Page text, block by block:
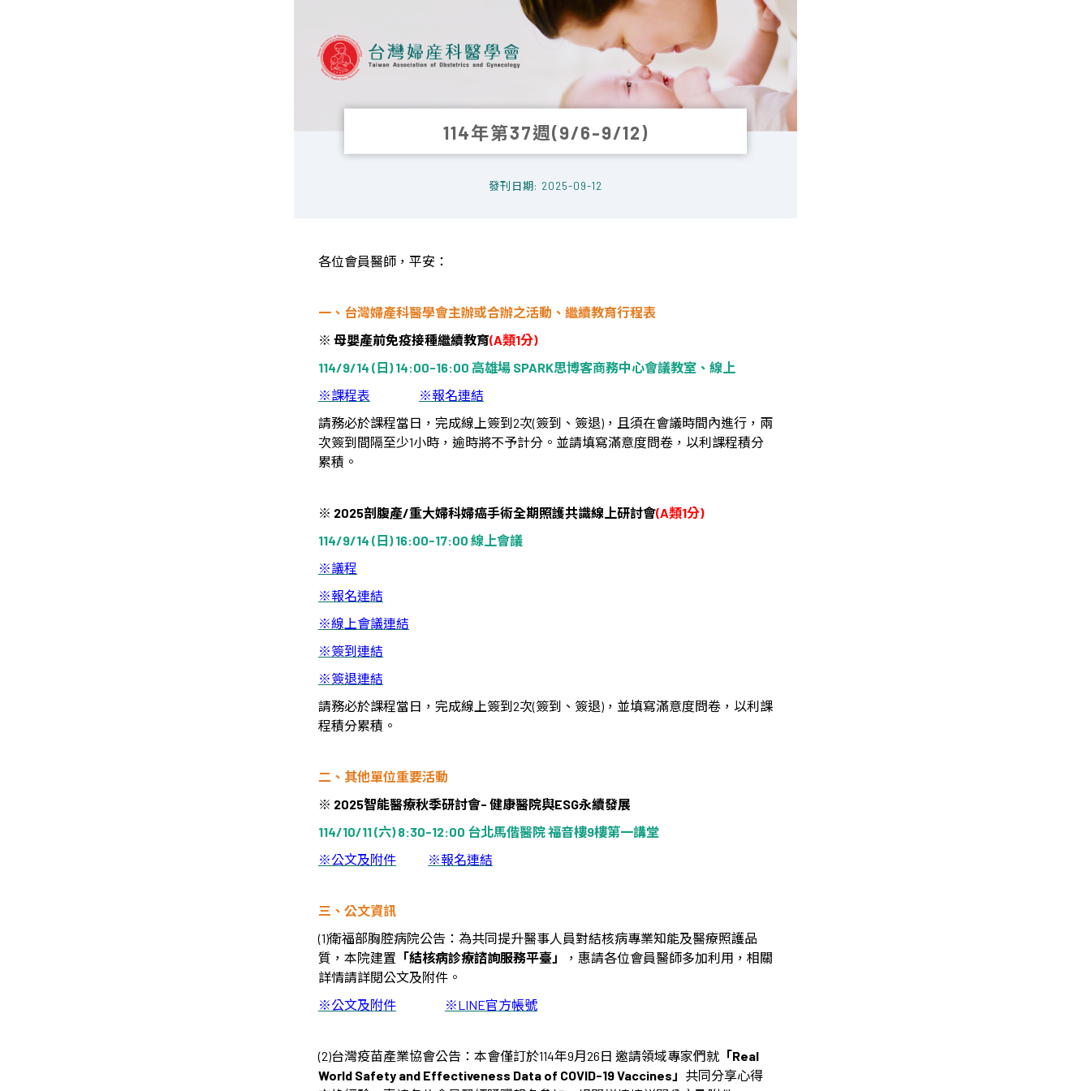
114年第37週(9/6-9/12)
發刊日期: 2025-09-12
各位會員醫師，平安：
一、台灣婦產科醫學會主辦或合辦之活動、繼續教育行程表
※ 母嬰產前免疫接種繼續教育(A類1分)
114/9/14 ( 日 ) 14:00-16:00 高雄場 SPARK思博客商務中心會議教室、線上
※課程表 ※報名連結
請務必於課程當日，完成線上簽到 2次(簽到、簽退) ，且須在會議時間內進行，兩
次簽到間隔至少1小時，逾時將不予計分。並請填寫滿意度問卷，以利課程積分
累積。
※ 2025剖腹產/重大婦科婦癌手術全期照護共識線上研討會(A類1分)
114/9/14 ( 日 ) 16:00-17:00 線上會議
※議程
※報名連結
※線上會議連結
※簽到連結
※簽退連結
請務必於課程當日，完成線上簽到 2次(簽到、簽退) ，並填寫滿意度問卷，以利課
程積分累積。
二、其他單位重要活動
※ 2025智能醫療秋季研討會- 健康醫院與ESG永續發展
114/10/11 (六) 8:30-12:00 台北馬偕醫院福音樓9樓第一講堂
※公文及附件 ※報名連結
三、公文資訊
(1)衛福部胸腔病院公告：為共同提升醫事人員對結核病專業知能及醫療照護品
質，本院建置 「結核病診療諮詢服務平臺」
，惠請各位會員醫師多加利用，相關
詳情請詳閱公文及附件。
※公文及附件
※LINE官方帳號
(2)台灣疫苗產業協會公告：本會僅訂於114年9月 26日 邀請領域專家們就 「Real
World Safety and Effectiveness Data of COVID-19 Vaccines 」 共同分享心得